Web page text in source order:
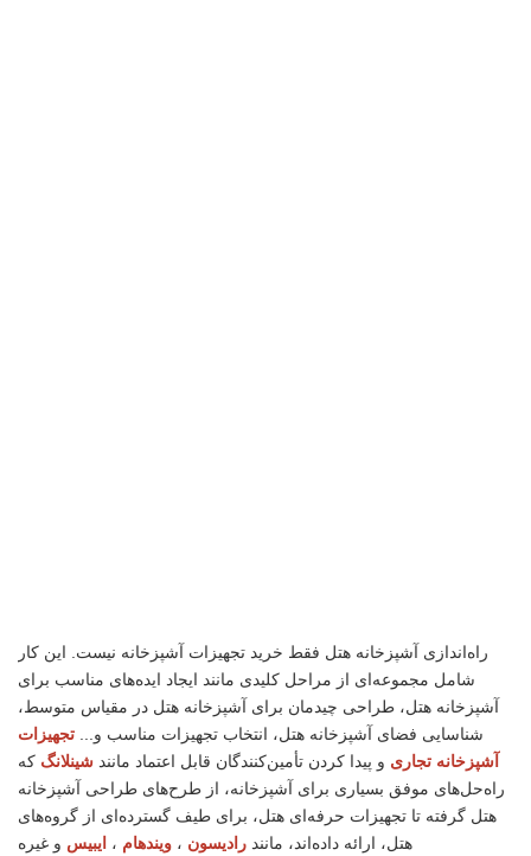
راه‌اندازی آشپزخانه هتل فقط خرید تجهیزات آشپزخانه نیست. این کار
شامل مجموعه‌ای از مراحل کلیدی مانند ایجاد ایده‌های مناسب برای
آشپزخانه هتل، طراحی چیدمان برای آشپزخانه هتل در مقیاس متوسط،
شناسایی فضای آشپزخانه هتل، انتخاب تجهیزات مناسب و... تجهیزات
آشپزخانه تجاری و پیدا کردن تأمین‌کنندگان قابل اعتماد مانند شینلانگ که
راه‌حل‌های موفق بسیاری برای آشپزخانه، از طرح‌های طراحی آشپزخانه
هتل گرفته تا تجهیزات حرفه‌ای هتل، برای طیف گسترده‌ای از گروه‌های
هتل، ارائه داده‌اند، مانند رادیسون ، ویندهام ، ایبیس و غیره